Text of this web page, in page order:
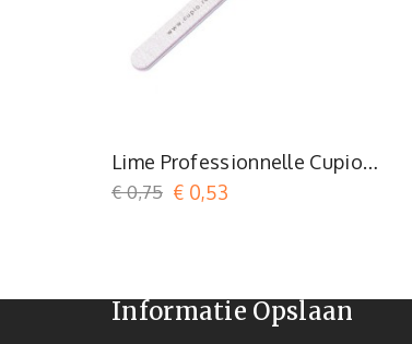
Lime Professionnelle Cupio
Xtra Slim 100/150
€ 0,75 € 0,53
Informatie Opslaan